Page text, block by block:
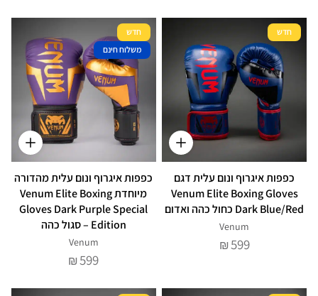
חדש
כפפות איגרוף ונום עלית דגם
Venum Elite Boxing Gloves
Dark Blue/Red כחול כהה ואדום
Venum
₪599
חדש
משלוח חינם
כפפות איגרוף ונום עלית מהדורה
מיוחדת Venum Elite Boxing
Gloves Dark Purple Special
Edition – סגול כהה
Venum
₪599